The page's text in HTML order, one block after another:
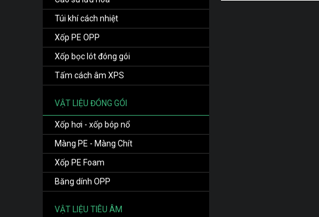
Túi khí cách nhiệt
Xốp PE OPP
Xốp bọc lót đóng gói
Tấm cách âm XPS
VẬT LIỆU ĐÓNG GÓI
Xốp hơi - xốp bóp nổ
Màng PE - Màng Chít
Xốp PE Foam
Băng dính OPP
VẬT LIỆU TIÊU ÂM